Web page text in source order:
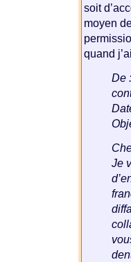
soit
moyen
quand
De
Je